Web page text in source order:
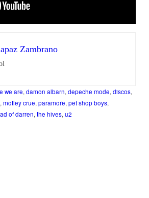
Zambrano
we are, damon albarn, depeche mode, discos,
, motley crue, paramore, pet shop boys,
of darren, the hives, u2